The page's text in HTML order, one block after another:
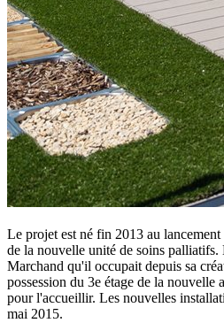
Le projet est né fin 2013 au
de la nouvelle unité de soins
Marchand qu'il occupait depuis sa
possession du 3e étage de la nouvelle
pour l'accueillir. Les nouvelles
mai 2015.